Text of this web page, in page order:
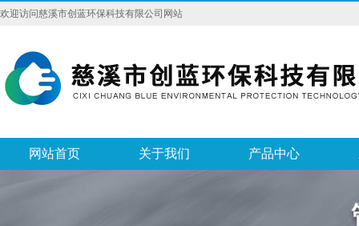
欢迎访问慈溪市创蓝环保科技有限公司网站
网站首页 关于我们 产品中心